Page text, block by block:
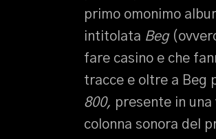
primo omonimo
intitolata Beg
fare casino e che
tracce e oltre a Beg
800, presente in
colonna sonora del